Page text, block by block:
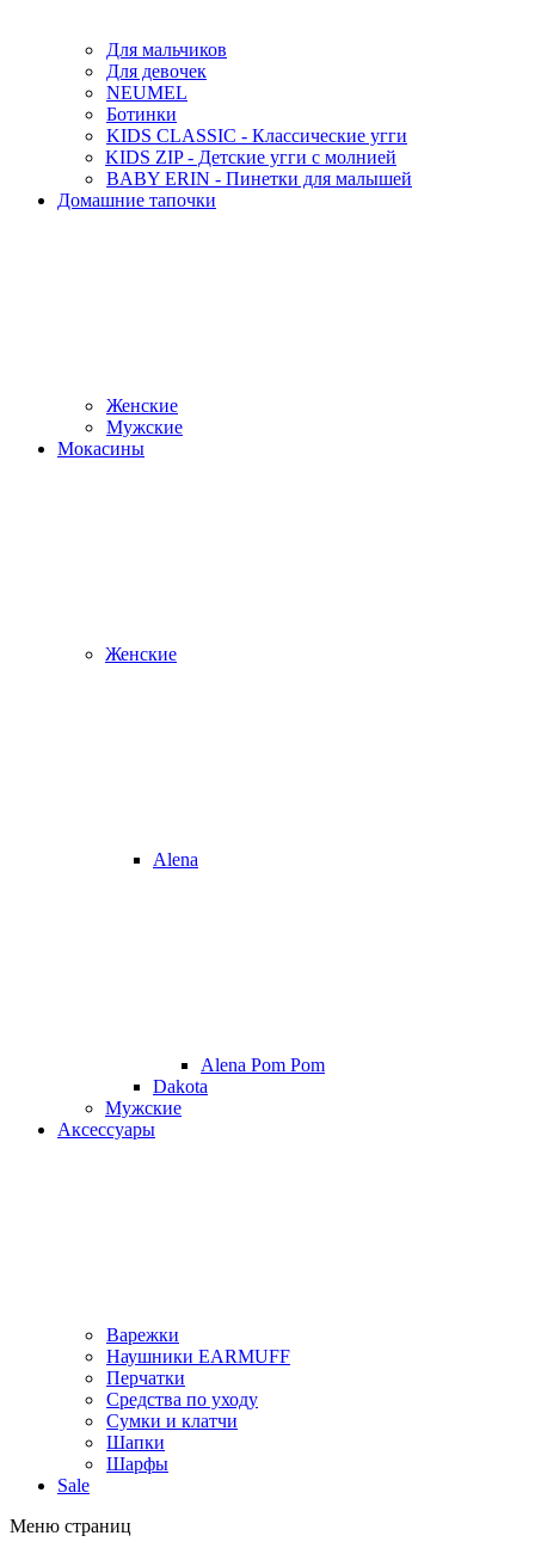
Для мальчиков
Для девочек
NEUMEL
Ботинки
KIDS CLASSIC - Классические угги
KIDS ZIP - Детские угги с молнией
BABY ERIN - Пинетки для малышей
Домашние тапочки
Женские
Мужские
Мокасины
Женские
Alena
Alena Pom Pom
Dakota
Мужские
Аксессуары
Варежки
Наушники EARMUFF
Перчатки
Средства по уходу
Сумки и клатчи
Шапки
Шарфы
Sale
Меню страниц